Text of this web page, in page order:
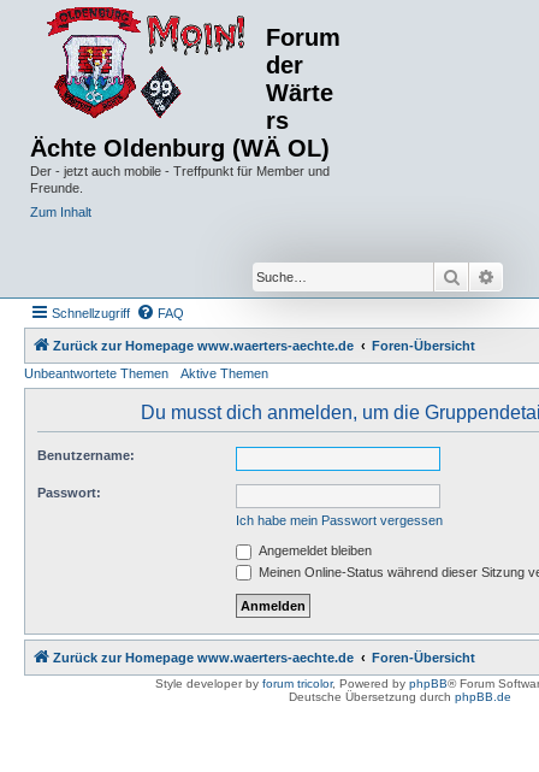
Forum
der
Wärte
rs
Ächte Oldenburg (WÄ OL)
Der - jetzt auch mobile - Treffpunkt für Member und
Freunde.
Zum Inhalt
Suche
Schnellzugriff FAQ
Zurück zur Homepage www.waerters-aechte.de
Foren-Übersicht
Unbeantwortete Themen
Aktive Themen
Du musst dich anmelden, um die
Benutzername:
Passwort:
Ich habe mein Passwort vergessen
Angemeldet bleiben
Meinen Online-Status während dieser Sitzung
Zurück zur Homepage www.waerters-aechte.de Foren-Übersicht
Style developer by forum tricolor, Powered by phpBB® Forum
Deutsche Übersetzung durch phpBB.de